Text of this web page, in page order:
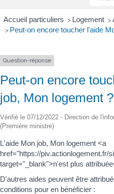
Accueil particuliers > Logement >
> Peut-on encore toucher l'aide
Question-réponse
Peut-on encore
job, Mon logement ?
Vérifié le 07/12/2022 - Direction de
(Première ministre)
L'aide Mon job, Mon logement <a
href="https://piv.actionlogement.fr/
target="_blank">n'est plus
D'autres aides peuvent être
conditions pour en bénéficier :